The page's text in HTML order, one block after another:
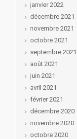
janvier 2022
décembre 2021
novembre 2021
octobre 2021
septembre 2021
août 2021
juin 2021
avril 2021
février 2021
décembre 2020
novembre 2020
octobre 2020